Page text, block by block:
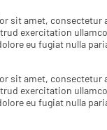
sit amet, consectetur
exercitation
eu fugiat nulla
sit amet, consectetur
exercitation
eu fugiat nulla